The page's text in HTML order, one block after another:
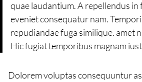
quae laudantium. A repellendus in
eveniet consequatur nam.
repudiandae fuga similique. amet
Hic fugiat temporibus magnam
Dolorem voluptas consequuntur